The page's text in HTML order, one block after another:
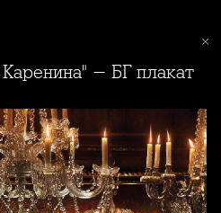
Каренина" - БГ плакат